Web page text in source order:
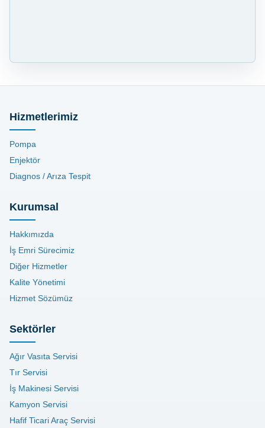
Hizmetlerimiz
Pompa
Enjektör
Diagnos / Arıza Tespit
Kurumsal
Hakkımızda
İş Emri Sürecimiz
Diğer Hizmetler
Kalite Yönetimi
Hizmet Sözümüz
Sektörler
Ağır Vasıta Servisi
Tır Servisi
İş Makinesi Servisi
Kamyon Servisi
Hafif Ticari Araç Servisi